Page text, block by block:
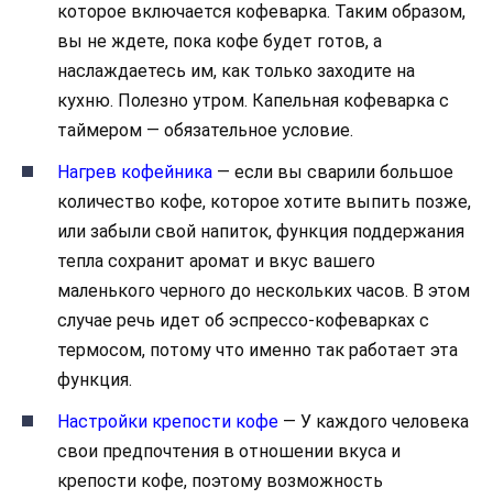
которое включается кофеварка. Таким образом,
вы не ждете, пока кофе будет готов, а
наслаждаетесь им, как только заходите на
кухню. Полезно утром. Капельная кофеварка с
таймером — обязательное условие.
Нагрев кофейника — если вы сварили большое
количество кофе, которое хотите выпить позже,
или забыли свой напиток, функция поддержания
тепла сохранит аромат и вкус вашего
маленького черного до нескольких часов. В этом
случае речь идет об эспрессо-кофеварках с
термосом, потому что именно так работает эта
функция.
Настройки крепости кофе — У каждого человека
свои предпочтения в отношении вкуса и
крепости кофе, поэтому возможность